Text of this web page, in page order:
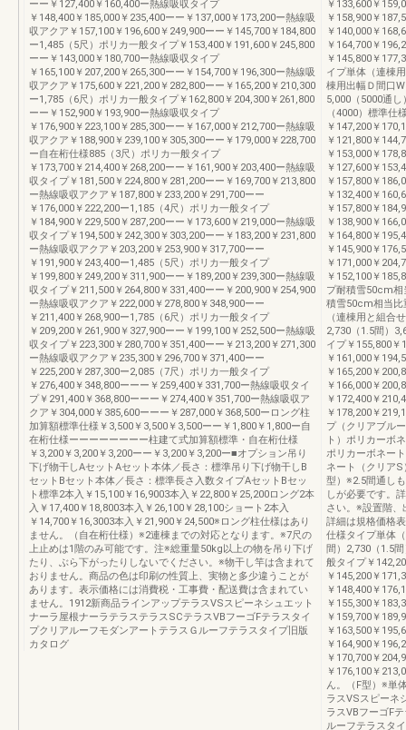
ーー￥127,400￥160,400ー熱線吸収タイプ
￥148,400￥185,000￥235,400ーー￥137,000￥173,200ー熱線吸
収アクア￥157,100￥196,600￥249,900ーー￥145,700￥184,800
ー1,485（5尺）ポリカ一般タイプ￥153,400￥191,600￥245,800
ーー￥143,000￥180,700ー熱線吸収タイプ
￥165,100￥207,200￥265,300ーー￥154,700￥196,300ー熱線吸
収アクア￥175,600￥221,200￥282,800ーー￥165,200￥210,300
ー1,785（6尺）ポリカ一般タイプ￥162,800￥204,300￥261,800
ーー￥152,900￥193,900ー熱線吸収タイプ
￥176,900￥223,100￥285,300ーー￥167,000￥212,700ー熱線吸
収アクア￥188,900￥239,100￥305,300ーー￥179,000￥228,700
ー自在桁仕様885（3尺）ポリカ一般タイプ
￥173,700￥214,400￥268,200ーー￥161,900￥203,400ー熱線吸
収タイプ￥181,500￥224,800￥281,200ーー￥169,700￥213,800
ー熱線吸収アクア￥187,800￥233,200￥291,700ーー
￥176,000￥222,200ー1,185（4尺）ポリカ一般タイプ
￥184,900￥229,500￥287,200ーー￥173,600￥219,000ー熱線吸
収タイプ￥194,500￥242,300￥303,200ーー￥183,200￥231,800
ー熱線吸収アクア￥203,200￥253,900￥317,700ーー
￥191,900￥243,400ー1,485（5尺）ポリカ一般タイプ
￥199,800￥249,200￥311,900ーー￥189,200￥239,300ー熱線吸
収タイプ￥211,500￥264,800￥331,400ーー￥200,900￥254,900
ー熱線吸収アクア￥222,000￥278,800￥348,900ーー
￥211,400￥268,900ー1,785（6尺）ポリカ一般タイプ
￥209,200￥261,900￥327,900ーー￥199,100￥252,500ー熱線吸
収タイプ￥223,300￥280,700￥351,400ーー￥213,200￥271,300
ー熱線吸収アクア￥235,300￥296,700￥371,400ーー
￥225,200￥287,300ー2,085（7尺）ポリカ一般タイプ
￥276,400￥348,800ーーー￥259,400￥331,700ー熱線吸収タイ
プ￥291,400￥368,800ーーー￥274,400￥351,700ー熱線吸収ア
クア￥304,000￥385,600ーーー￥287,000￥368,500ーロング柱
加算額標準仕様￥3,500￥3,500￥3,500ーー￥1,800￥1,800ー自
在桁仕様ーーーーーーーー柱建て式加算額標準・自在桁仕様
￥3,200￥3,200￥3,200ーー￥3,200￥3,200ー■オプション吊り
下げ物干しAセットAセット本体／長さ：標準吊り下げ物干しB
セットBセット本体／長さ：標準長さ入数タイプAセットBセッ
ト標準2本入￥15,100￥16,9003本入￥22,800￥25,200ロング2本
入￥17,400￥18,8003本入￥26,100￥28,100ショート2本入
￥14,700￥16,3003本入￥21,900￥24,500※ロング柱仕様はあり
ません。（自在桁仕様）※2連棟までの対応となります。※7尺の
上止めは1階のみ可能です。注※総重量50kg以上の物を吊り下げ
たり、ぶら下がったりしないでください。※物干し竿は含まれて
おりません。商品の色は印刷の性質上、実物と多少違うことが
あります。表示価格には消費税・工事費・配送費は含まれてい
ません。1912新商品ラインアップテラスVSスピーネシュエット
ナーラ屋根ナーラテラステラスSCテラスVBフーゴFテラスタイ
プクリアルーフモダンアートテラスＧルーフテラスタイプ旧版
カタログ
￥133,600￥
￥158,900￥
￥140,000￥
￥164,700￥
￥145,800￥
イプ単体（連棟
棟用出幅Ｄ間口
5,000（5000通
（4000）標準仕
￥147,200￥
￥121,800￥
￥153,000￥
￥127,600￥
￥157,800￥
￥132,400￥
￥157,800￥
￥138,900￥
￥164,800￥
￥145,900￥
￥171,000￥
￥152,100￥
プ耐積雪50cm相
積雪50cm相当比
（連棟用と組合
2,730（1.5間）
イプ￥155,800￥
￥161,000￥
￥165,200￥
￥166,000￥
￥172,400￥
￥178,200￥
プ（クリアブル
ト）ポリカーボ
ポリカーボネー
ネート（クリア
型）※2.5間通し
しが必要です。
さい。※設置階、
詳細は規格価格
仕様タイプ単体
間）2,730（1.5
般タイプ￥
￥145,200￥
￥148,400￥
￥155,300￥
￥159,700￥
￥163,500￥
￥164,900￥
￥170,700￥
￥176,100￥
ん。（F型）※単
ラスVSスピーネ
ラスVBフーゴF
ルーフテラスタ